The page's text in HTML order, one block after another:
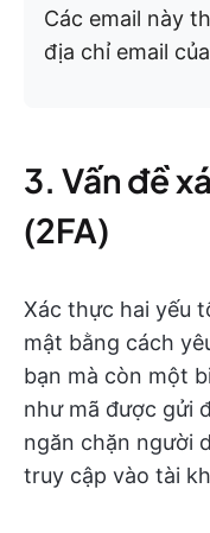
Các email này
địa chỉ email
3. Vấn đề
(2FA)
Xác thực hai yếu
mật bằng cách
bạn mà còn một
như mã được gửi
ngăn chặn người
truy cập vào tài